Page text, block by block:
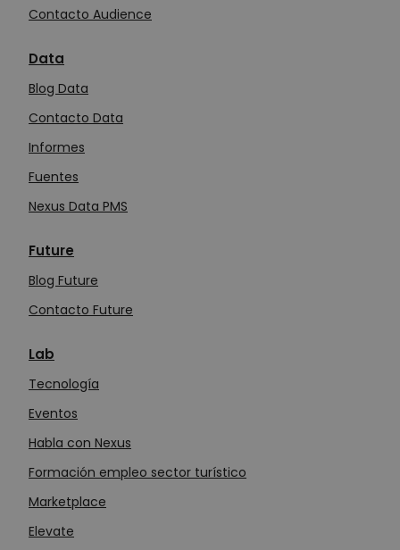
Contacto Audience
Data
Blog Data
Contacto Data
Informes
Fuentes
Nexus Data PMS
Future
Blog Future
Contacto Future
Lab
Tecnología
Eventos
Habla con Nexus
Formación empleo sector turístico
Marketplace
Elevate